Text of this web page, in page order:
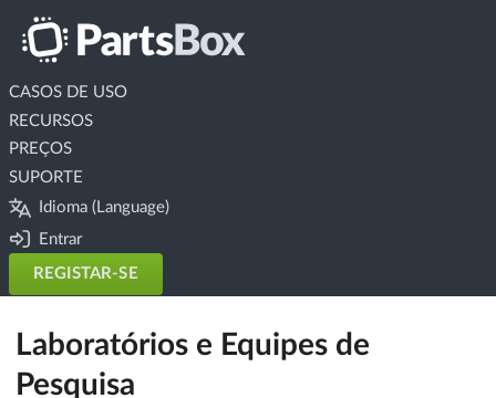
CASOS DE USO
RECURSOS
PREÇOS
SUPORTE
Idioma (Language)
Entrar
REGISTAR-SE
Laboratórios e Equipes de
Pesquisa